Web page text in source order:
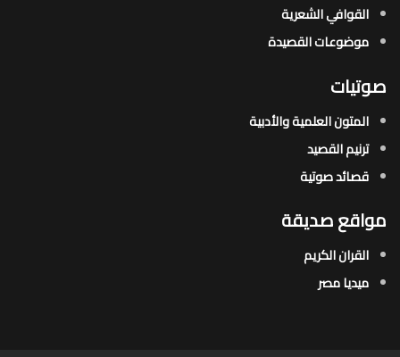
القوافي الشعرية​
موضوعات القصيدة​
صوتيات
المتون العلمية والأدبية
ترنيم القصيد
قصائد صوتية
مواقع صديقة
القران الكريم
ميديا مصر